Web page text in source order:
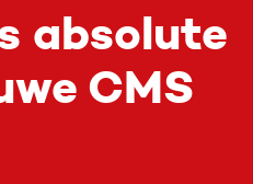
absolute
CMS